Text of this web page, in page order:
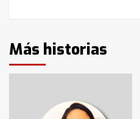
Más historias